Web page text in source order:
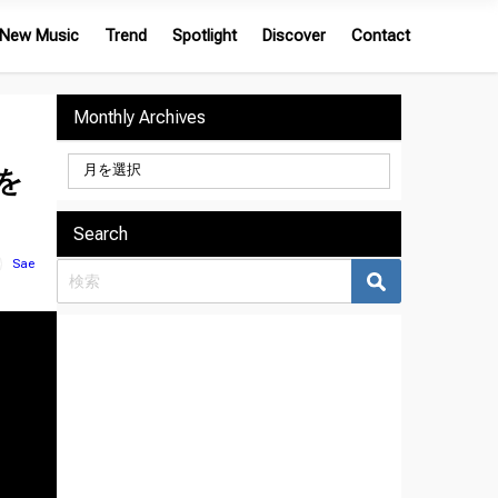
New Music Trend Spotlight Discover Contact
Sae
Monthly Archives
Search